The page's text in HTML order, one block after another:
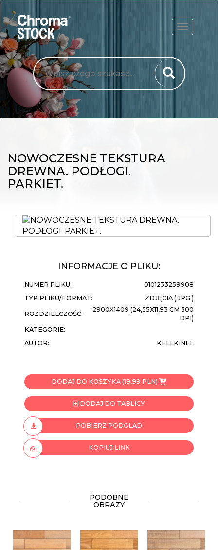
NOWOCZESNE TEKSTURA
DREWNA. PODŁOGI.
PARKIET.
INFORMACJE O PLIKU:
NUMER PLIKU:
0101233259908
TYP PLIKU/FORMAT:
ZDJĘCIA ( JPG )
ROZDZIELCZOŚĆ:
2900X1409 (24,55X11,93 CM 300
DPI)
KATEGORIE:
AUTOR:
KELLKINEL
DODAJ DO KOSZYKA (19,99 PLN)
DODAJ DO TABLICY
POBIERZ PODGLĄD
KOPIUJ LINK
PODOBNE
OBRAZY